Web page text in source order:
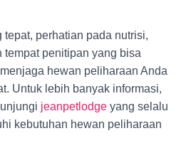
perhatian pada nutrisi,
penitipan yang bisa
hewan peliharaan Anda
Untuk lebih banyak informasi,
jeanpetlodge yang selalu
kebutuhan hewan peliharaan